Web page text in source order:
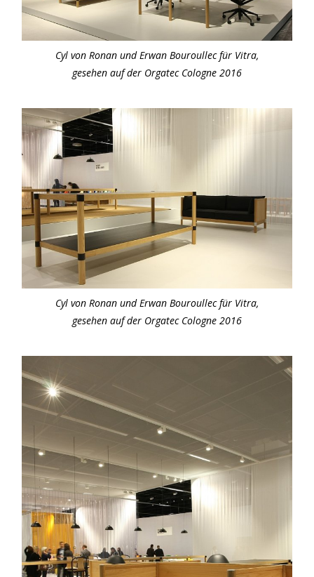
Cyl von Ronan und Erwan Bouroullec für Vitra,
gesehen auf der Orgatec Cologne 2016
Cyl von Ronan und Erwan Bouroullec für Vitra,
gesehen auf der Orgatec Cologne 2016